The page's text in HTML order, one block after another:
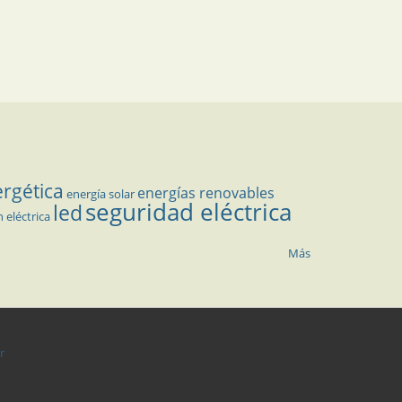
energía solar energías renovables
eléctrica ledseguridad eléctrica
Más